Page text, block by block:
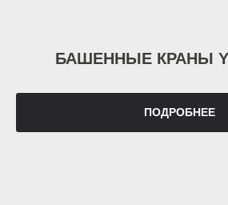
БАШЕННЫЕ КРАНЫ
ПОДРОБНЕЕ